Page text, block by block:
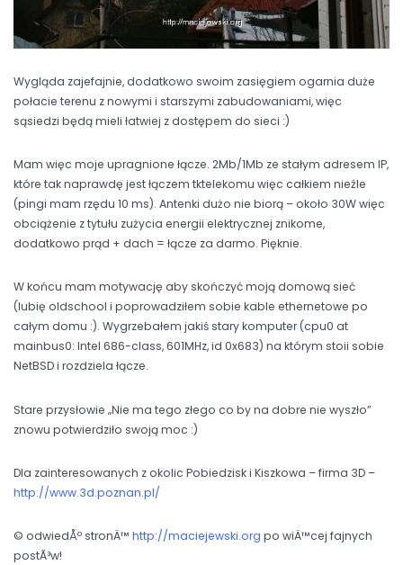
Wygląda zajefajnie, dodatkowo swoim zasięgiem ogarnia duże
połacie terenu z nowymi i starszymi zabudowaniami, więc
sąsiedzi będą mieli łatwiej z dostępem do sieci :)
Mam więc moje upragnione łącze. 2Mb/1Mb ze stałym adresem IP,
które tak naprawdę jest łączem tktelekomu więc całkiem nieźle
(pingi mam rzędu 10 ms). Antenki dużo nie biorą – około 30W więc
obciążenie z tytułu zużycia energii elektrycznej znikome,
dodatkowo prąd + dach = łącze za darmo. Pięknie.
W końcu mam motywację aby skończyć moją domową sieć
(lubię oldschool i poprowadziłem sobie kable ethernetowe po
całym domu :). Wygrzebałem jakiś stary komputer (cpu0 at
mainbus0: Intel 686-class, 601MHz, id 0x683) na którym stoii sobie
NetBSD i rozdziela łącze.
Stare przysłowie „Nie ma tego złego co by na dobre nie wyszło”
znowu potwierdziło swoją moc :)
Dla zainteresowanych z okolic Pobiedzisk i Kiszkowa – firma 3D –
http://www.3d.poznan.pl/
© odwiedÅº stronÄ™ http://maciejewski.org po wiÄ™cej fajnych
postÃ³w!